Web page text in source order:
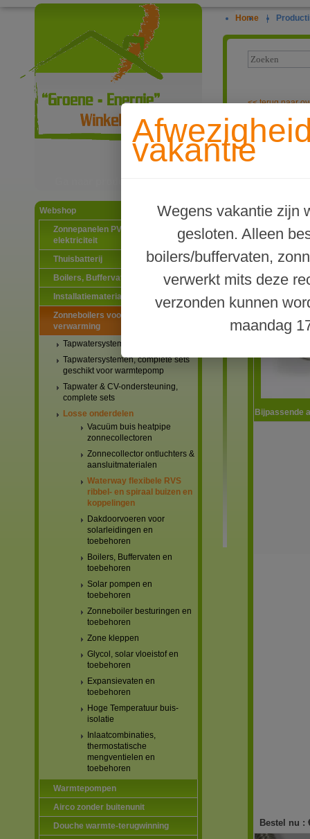
Webshop
Zonnepanelen PV-systemen
elektriciteit
Thuisbatterij
Boilers, Buffervaten en toebehoren
Installatiematerialen
Zonneboilers voor warmtapwater en
verwarming
Tapwatersystemen, complete sets
Tapwatersystemen, complete sets
geschikt voor warmtepomp
Tapwater & CV-ondersteuning,
complete sets
Losse onderdelen
Vacuüm buis heatpipe
zonnecollectoren
Zonnecollector ontluchters &
aansluitmaterialen
Waterway flexibele RVS
ribbel- en spiraal buizen en
koppelingen
Dakdoorvoeren voor
solarleidingen en
toebehoren
Boilers, Buffervaten en
toebehoren
Solar pompen en
toebehoren
Zonneboiler besturingen en
toebehoren
Zone kleppen
Glycol, solar vloeistof en
toebehoren
Expansievaten en
toebehoren
Hoge Temperatuur buis-
isolatie
Inlaatcombinaties,
thermostatische
mengventielen en
toebehoren
Warmtepompen
Airco zonder buitenunit
Douche warmte-terugwinning
Home |
vakantie
Wegens vakantie zijn
gesloten. Alleen
boilers/buffervaten,
verwerkt mits deze
verzonden kunnen
maandag
<<terug naar
Waterway
Bestel nu :
Bijpassende